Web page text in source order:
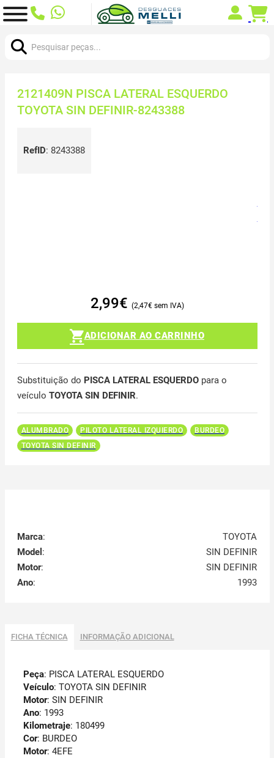
2121409N PISCA LATERAL ESQUERDO
TOYOTA SIN DEFINIR-8243388
RefID: 8243388
2,99€ 2,47€
ADICIONAR AO CARRINHO
Substituição do PISCA LATERAL ESQUERDOpara o
veículo TOYOTA SIN DEFINIR.
ALUMBRADO PILOTO LATERAL IZQUIERDO
BURDEO
TOYOTA SIN DEFINIR
Marca:
TOYOTA
Model :
SIN DEFINIR
Motor:
SIN DEFINIR
Ano: 1993
FICHA TÉCNICA INFORMAÇÃO ADICIONAL
Peça: PISCA LATERAL ESQUERDO
Veículo: TOYOTA SIN DEFINIR
Motor: SIN DEFINIR
Ano: 1993
Kilometraje: 180499
Cor: BURDEO
Motor: 4EFE